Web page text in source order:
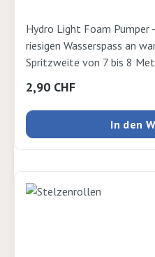
Hydro Light Foam
riesigen Wasserspass an
Spritzweite von 7 bis 8
Einfache Pumpfunktion
Regulärer Preis:
2,90 CHF
In den